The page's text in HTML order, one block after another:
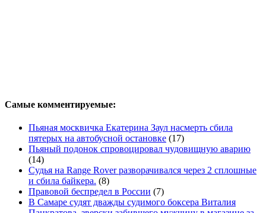
Самые комментируемые:
Пьяная москвичка Екатерина Заул насмерть сбила
пятерых на автобусной остановке (17)
Пьяный подонок спровоцировал чудовищную аварию
(14)
Судья на Range Rover разворачивался через 2 сплошные
и сбила байкера. (8)
Правовой беспредел в России (7)
В Самаре судят дважды судимого боксера Виталия